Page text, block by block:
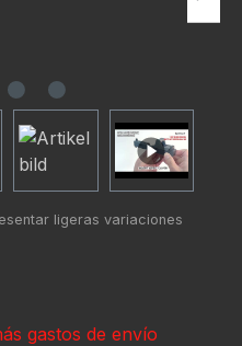
gastos de envío